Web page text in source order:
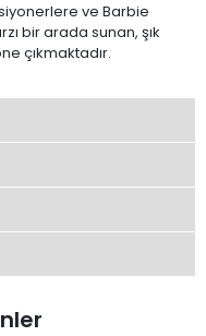
ve Barbie
bir arada sunan, şık
çıkmaktadır.